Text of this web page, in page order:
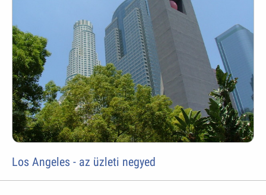
Los Angeles - az üzleti negyed